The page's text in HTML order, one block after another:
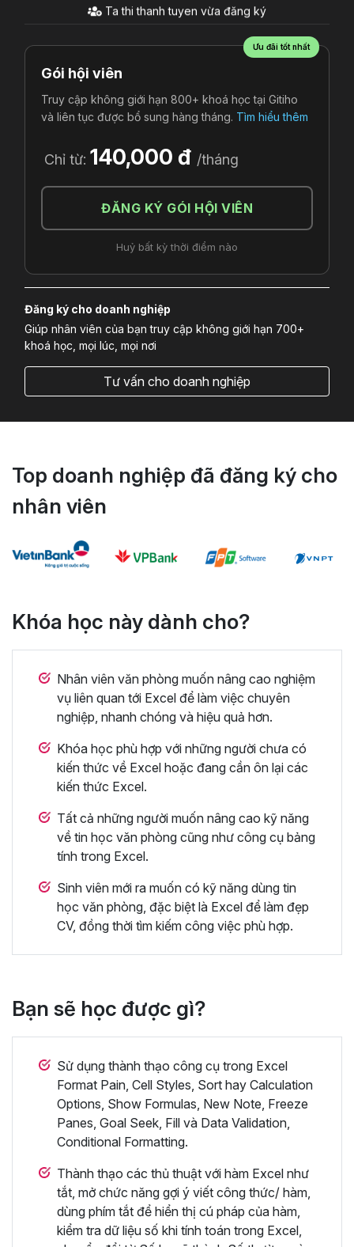
Ta thi thanh tuyen vừa đăng ký
Ưu đãi tốt nhất
Gói hội viên
Truy cập không giới hạn 800+ khoá học tại Gitiho
và liên tục được bổ sung hàng tháng. Tìm hiểu thêm
Chỉ từ: 140,000 đ /tháng
ĐĂNG KÝ GÓI HỘI VIÊN
Huỷ bất kỳ thời điểm nào
Đăng ký cho doanh nghiệp
Giúp nhân viên của bạn truy cập không giới hạn 700+
khoá học, mọi lúc, mọi nơi
Tư vấn cho doanh nghiệp
Top doanh nghiệp đã đăng ký cho
nhân viên
Khóa học này dành cho?
Nhân viên văn phòng muốn nâng cao nghiệm
vụ liên quan tới Excel để làm việc chuyên
nghiệp, nhanh chóng và hiệu quả hơn.
Khóa học phù hợp với những người chưa có
kiến thức về Excel hoặc đang cần ôn lại các
kiến thức Excel.
Tất cả những người muốn nâng cao kỹ năng
về tin học văn phòng cũng như công cụ bảng
tính trong Excel.
Sinh viên mới ra muốn có kỹ năng dùng tin
học văn phòng, đặc biệt là Excel để làm đẹp
CV, đồng thời tìm kiếm công việc phù hợp.
Bạn sẽ học được gì?
Sử dụng thành thạo công cụ trong Excel
Format Pain, Cell Styles, Sort hay Calculation
Options, Show Formulas, New Note, Freeze
Panes, Goal Seek, Fill và Data Validation,
Conditional Formatting.
Thành thạo các thủ thuật với hàm Excel như
tắt, mở chức năng gợi ý viết công thức/ hàm,
dùng phím tắt để hiển thị cú pháp của hàm,
kiểm tra dữ liệu số khi tính toán trong Excel,